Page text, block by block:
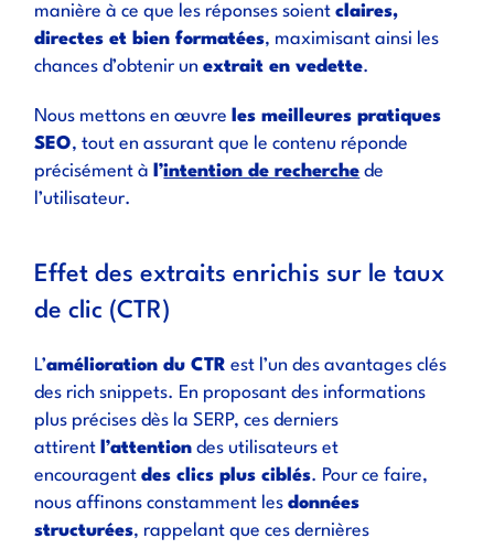
manière à ce que les réponses soientclaires,
directes et bien formatées, maximisant ainsi les
chances d’obtenir unextrait en vedette.
Nous mettons en œuvre les meilleures pratiques
SEO, tout en assurant que le contenu réponde
précisément à l’intention de recherche de
l’utilisateur.
Effet des extraits enrichis sur le taux
de clic (CTR)
L’amélioration du CTR est l’un des avantages clés
des rich snippets. En proposant des informations
plus précises dès la SERP, ces derniers
attirent l’attention des utilisateurs et
encouragentdes clics plus ciblés. Pour ce faire,
nous affinons constamment lesdonnées
structurées, rappelant que ces dernières